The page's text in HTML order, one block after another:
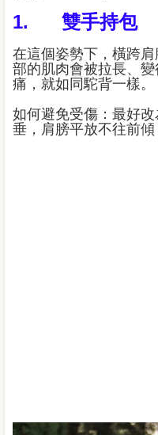
1. 雙手持包
在這個姿勢下，橫跨
部的肌肉會被拉長、
痛，就如同駝背一樣。
如何避免受傷：最好
垂，肩膀平放不往前